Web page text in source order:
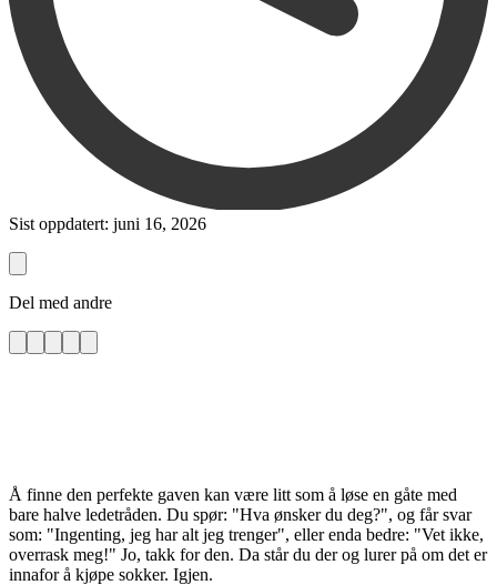
Sist oppdatert: juni 16, 2026
Del med andre
Å finne den perfekte gaven kan være litt som å løse en gåte med
bare halve ledetråden. Du spør: "Hva ønsker du deg?", og får svar
som: "Ingenting, jeg har alt jeg trenger", eller enda bedre: "Vet ikke,
overrask meg!" Jo, takk for den. Da står du der og lurer på om det er
innafor å kjøpe sokker. Igjen.